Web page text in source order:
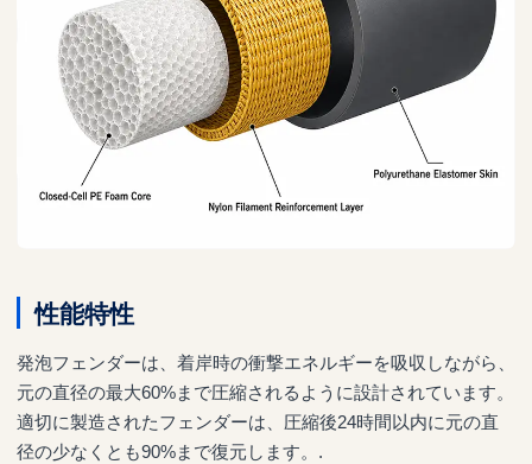
性能特性
発泡フェンダーは、着岸時の衝撃エネルギーを吸収しながら、
元の直径の最大60%まで圧縮されるように設計されています。
適切に製造されたフェンダーは、圧縮後24時間以内に元の直
径の少なくとも90%まで復元します。.